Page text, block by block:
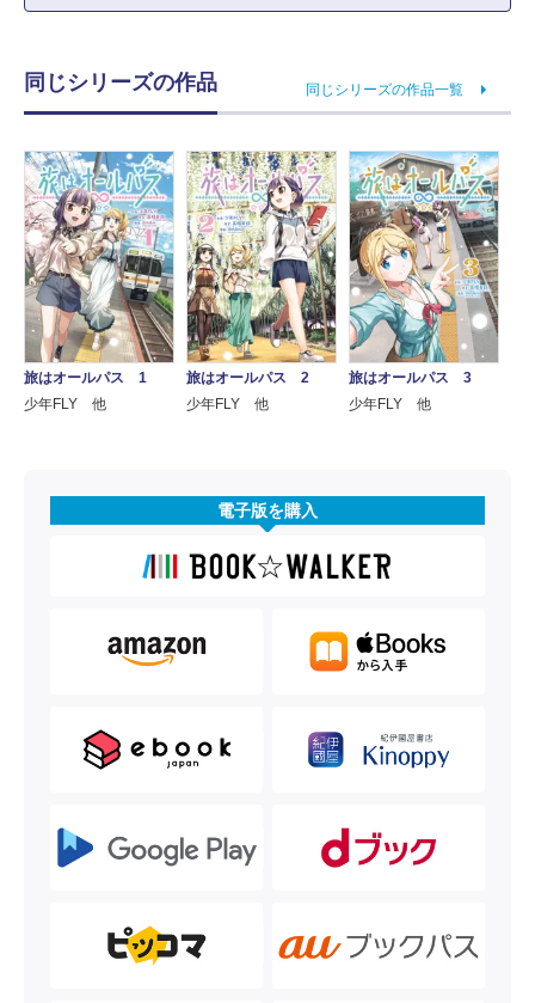
同じシリーズの作品 同じシリーズの作品一覧
旅はオールパス 1
少年FLY 他
旅はオールパス 2
少年FLY 他
旅はオールパス 3
少年FLY 他
電子版を購入